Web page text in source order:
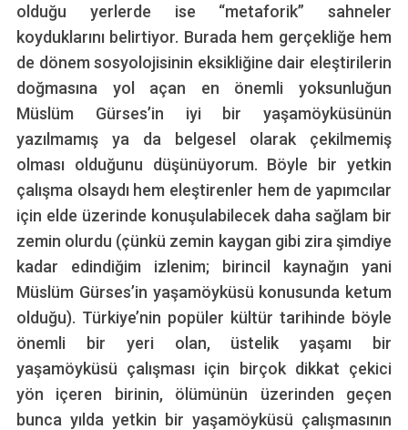
olduğu yerlerde ise “metaforik” sahneler
koyduklarını belirtiyor. Burada hem gerçekliğe hem
de dönem sosyolojisinin eksikliğine dair eleştirilerin
doğmasına yol açan en önemli yoksunluğun
Müslüm Gürses’in iyi bir yaşamöyküsünün
yazılmamış ya da belgesel olarak çekilmemiş
olması olduğunu düşünüyorum. Böyle bir yetkin
çalışma olsaydı hem eleştirenler hem de yapımcılar
için elde üzerinde konuşulabilecek daha sağlam bir
zemin olurdu (çünkü zemin kaygan gibi zira şimdiye
kadar edindiğim izlenim; birincil kaynağın yani
Müslüm Gürses’in yaşamöyküsü konusunda ketum
olduğu). Türkiye’nin popüler kültür tarihinde böyle
önemli bir yeri olan, üstelik yaşamı bir
yaşamöyküsü çalışması için birçok dikkat çekici
yön içeren birinin, ölümünün üzerinden geçen
bunca yılda yetkin bir yaşamöyküsü çalışmasının